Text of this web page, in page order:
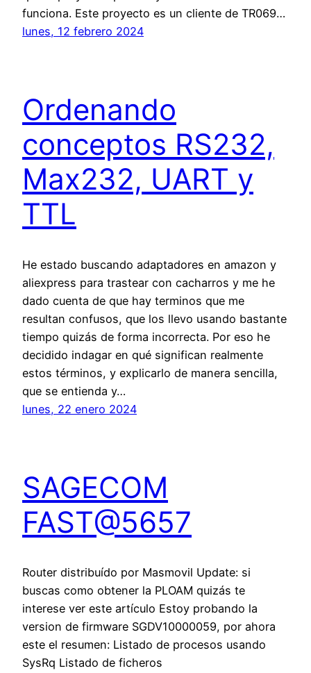
funciona. Este proyecto es un cliente de TR069…
lunes, 12 febrero 2024
Ordenando
conceptos RS232,
Max232, UART y
TTL
He estado buscando adaptadores en amazon y
aliexpress para trastear con cacharros y me he
dado cuenta de que hay terminos que me
resultan confusos, que los llevo usando bastante
tiempo quizás de forma incorrecta. Por eso he
decidido indagar en qué significan realmente
estos términos, y explicarlo de manera sencilla,
que se entienda y…
lunes, 22 enero 2024
SAGECOM
FAST@5657
Router distribuído por Masmovil Update: si
buscas como obtener la PLOAM quizás te
interese ver este artículo Estoy probando la
version de firmware SGDV10000059, por ahora
este el resumen: Listado de procesos usando
SysRq Listado de ficheros